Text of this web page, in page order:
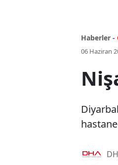
Haberler -
06 Haziran